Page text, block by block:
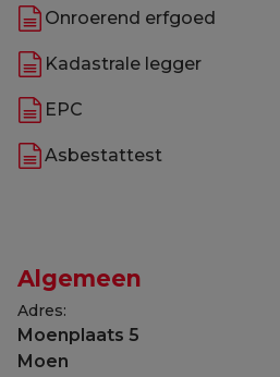
Onroerend erfgoed
Kadastrale legger
EPC
Asbestattest
Algemeen
Adres:
Moenplaats 5
Moen